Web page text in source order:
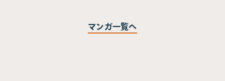
マンガ一覧へ